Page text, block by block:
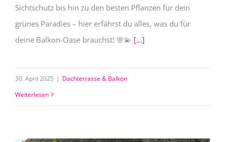
Sichtschutz bis hin zu den besten Pflanzen für dein
grünes Paradies – hier erfährst du alles, was du für
deine Balkon-Oase brauchst! 🌸💫 […]
30. April 2025 | Dachterrasse & Balkon
Weiterlesen